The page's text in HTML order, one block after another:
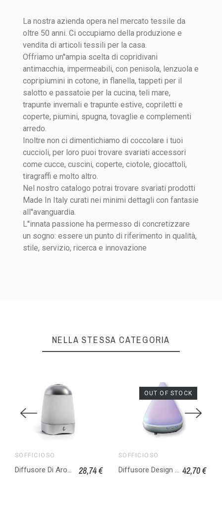
La nostra azienda opera nel mercato tessile da
oltre 50 anni. Ci occupiamo della produzione e
vendita di articoli tessili per la casa.
Offriamo un''ampia scelta di copridivani
antimacchia, impermeabili, con penisola, lenzuola e
copripiumini in cotone, in flanella, tappeti per il
salotto e passatoie per la cucina, teli mare,
trapunte invernali e trapunte estive, copriletti e
coperte, piumini, spugna, tovaglie e complementi
arredo.
Inoltre non ci dimentichiamo di coccolare i tuoi
cuccioli, per loro puoi trovare svariati accessori
come cucce, cuscini, coperte, ciotole, giocattoli,
tiragraffi e molto altro.
Nel nostro catalogo potrai trovare svariati prodotti
Made In Italy curati nei minimi dettagli con fantasie
all''avanguardia.
L''innata passione ha permesso di concretizzare
un sogno: essere un punto di riferimento in qualità,
stile, servizio, ricerca e innovazione
NELLA STESSA CATEGORIA
SOFFICIOSO
Diffusore Di Aromi Elettrico Profumi Essenze Per Casa Ufficio Silenzioso Space 28,74 €
SOFFICIOSO
Diffusore Design Di Aromi Per Ambienti Modello Armonia 42,70 €
OUT OF STOCK